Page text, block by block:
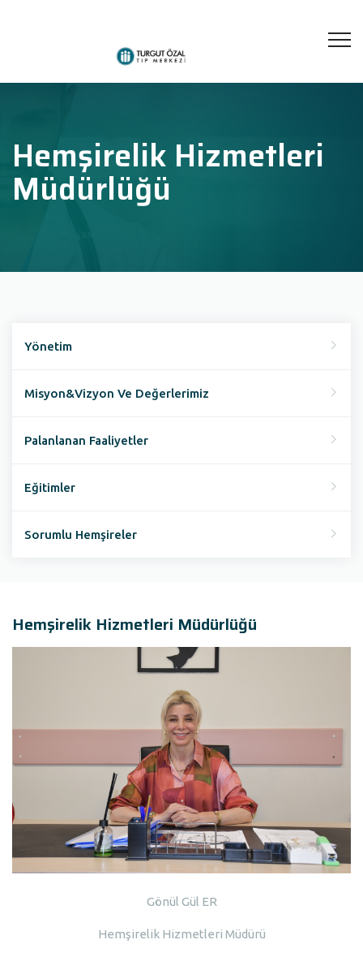
Hemşirelik Hizmetleri
Müdürlüğü
Yönetim
Misyon&Vizyon Ve Değerlerimiz
Palanlanan Faaliyetler
Eğitimler
Sorumlu Hemşireler
Hemşirelik Hizmetleri Müdürlüğü
Gönül Gül ER
Hemşirelik Hizmetleri Müdürü